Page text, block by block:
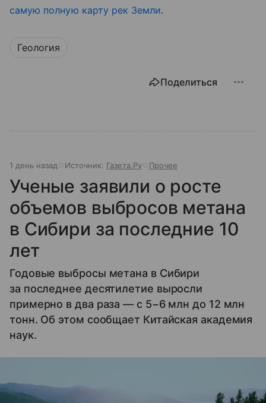
самую полную карту рек Земли.
Геология
Поделиться
1 день назад Источник: Газета.Ру Прочее
Ученые заявили о росте
объемов выбросов метана
в Сибири за последние 10
лет
Годовые выбросы метана в Сибири
за последнее десятилетие выросли
примерно в два раза — с 5−6 млн до 12 млн
тонн. Об этом сообщает Китайская академия
наук.